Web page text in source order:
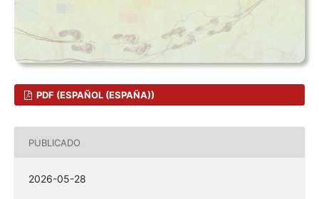
PDF (ESPAÑOL (ESPAÑA))
PUBLICADO
2026-05-28